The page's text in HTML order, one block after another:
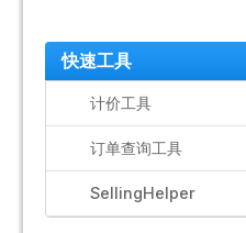
快速工具
计价工具
订单查询工具
SellingHelper